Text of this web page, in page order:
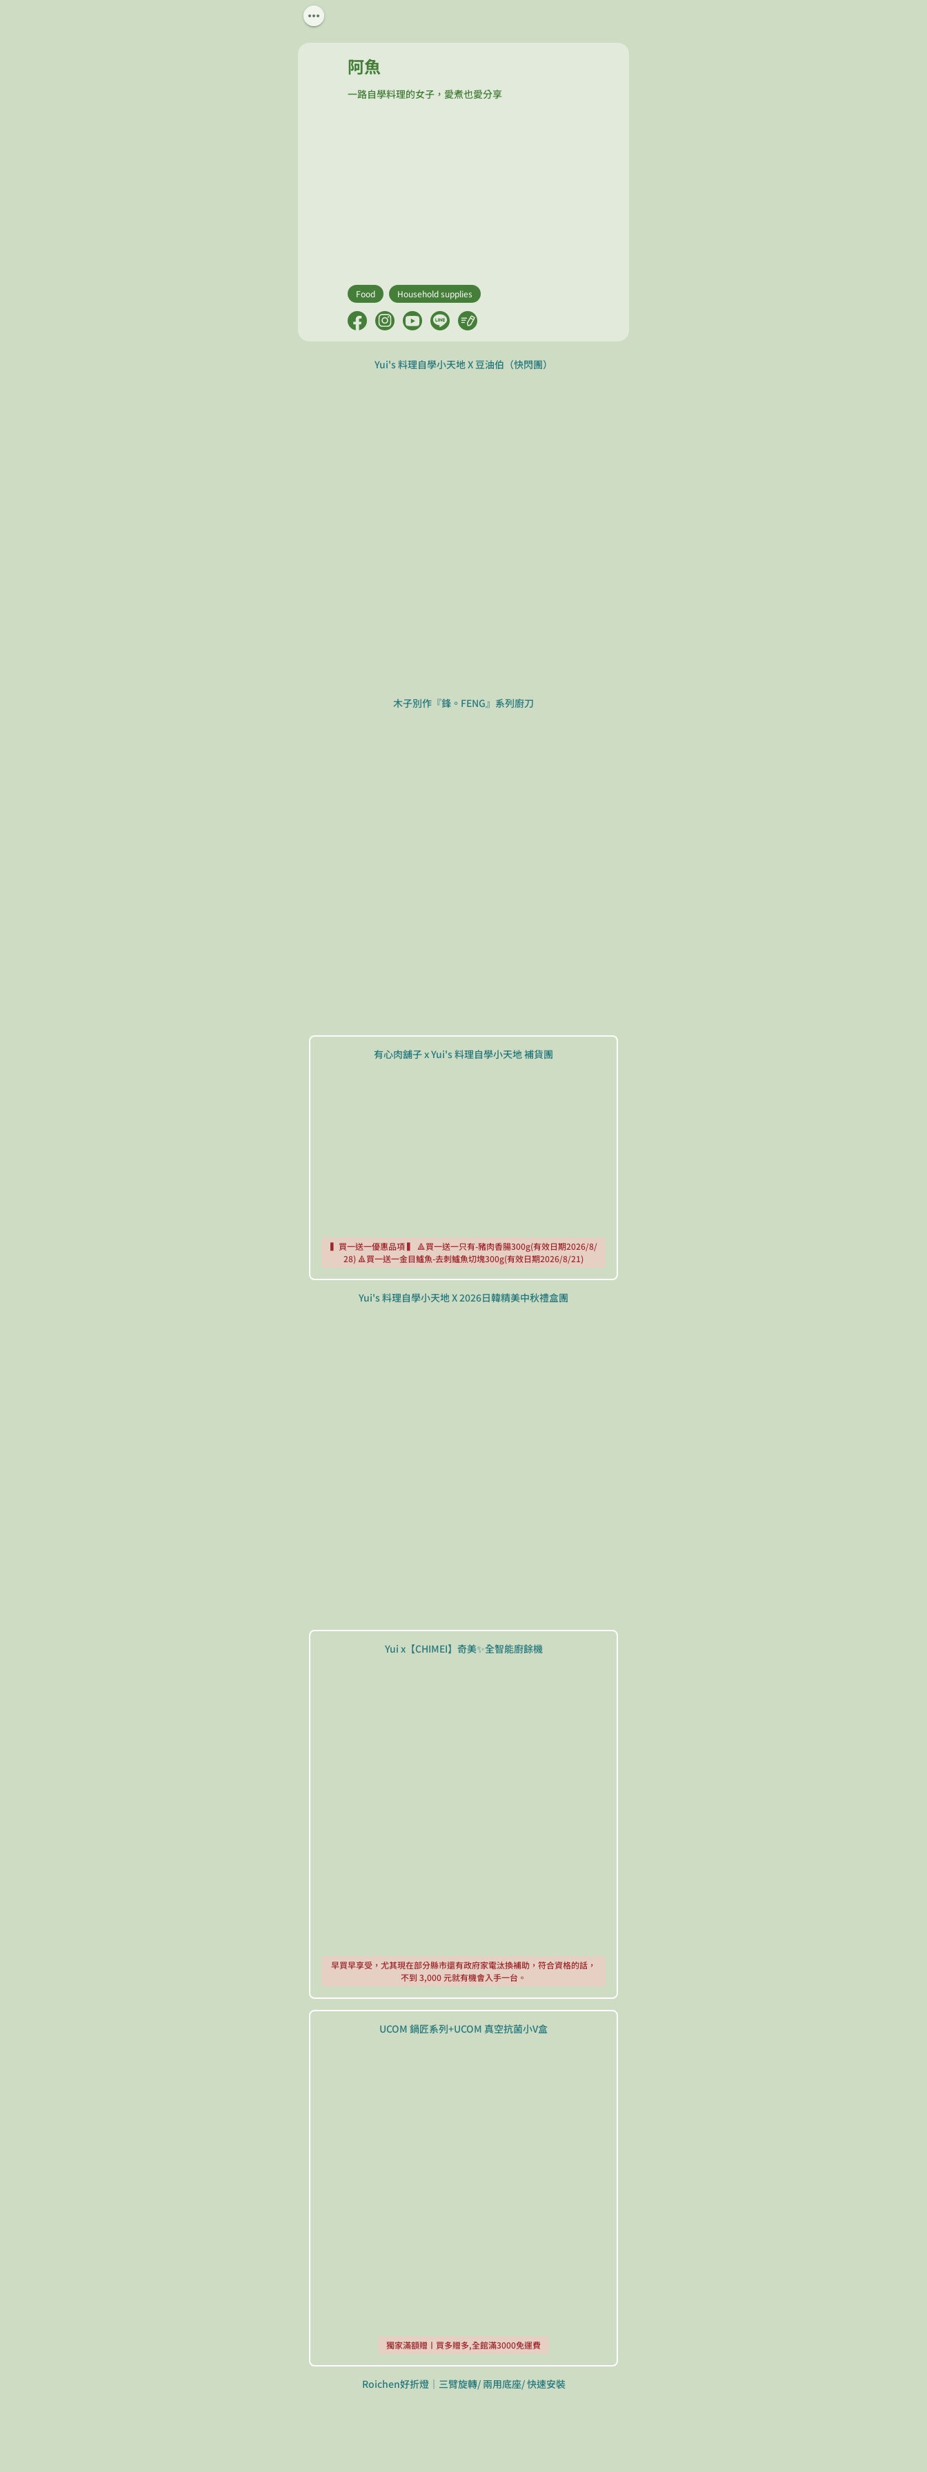
阿魚
一路自學料理的女子，愛煮也愛分享
Food Household supplies
Yui's 料理自學小天地 X 豆油伯（快閃團）
木子別作『鋒。FENG』系列廚刀
有心肉舖子 x Yui's 料理自學小天地 補貨團
▍買一送一優惠品項 ▍ 🔺買一送一只有-豬肉香腸300g(有效日期2026/8/
28) 🔺買一送一金目鱸魚-去刺鱸魚切塊300g(有效日期2026/8/21)
Yui's 料理自學小天地 X 2026日韓精美中秋禮盒團
Yui x【CHIMEI】奇美✨全智能廚餘機
早買早享受，尤其現在部分縣市還有政府家電汰換補助，符合資格的話，
不到 3,000 元就有機會入手一台。
UCOM 鍋匠系列+UCOM 真空抗菌小V盒
獨家滿額贈〡買多贈多,全館滿3000免運費
Roichen好折燈｜三臂旋轉/ 兩用底座/ 快速安裝